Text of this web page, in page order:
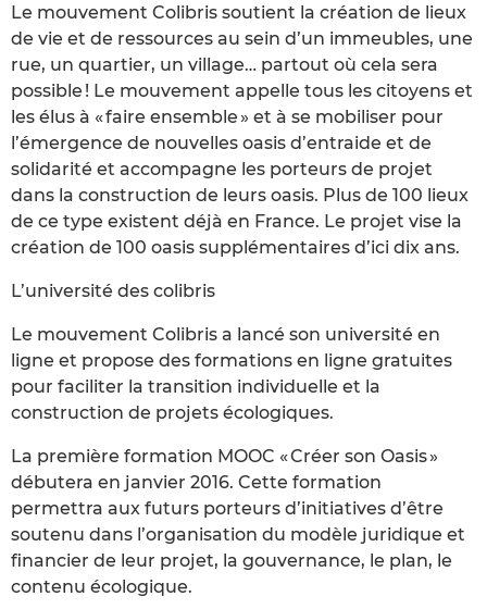
Le mouvement Colibris soutient la création de lieux
de vie et de ressources au sein d’un immeubles, une
rue, un quartier, un village… partout où cela sera
possible ! Le mouvement appelle tous les citoyens et
les élus à « faire ensemble » et à se mobiliser pour
l’émergence de nouvelles oasis d’entraide et de
solidarité et accompagne les porteurs de projet
dans la construction de leurs oasis. Plus de 100 lieux
de ce type existent déjà en France. Le projet vise la
création de 100 oasis supplémentaires d’ici dix ans.
L’université des colibris
Le mouvement Colibris a lancé son université en
ligne et propose des formations en ligne gratuites
pour faciliter la transition individuelle et la
construction de projets écologiques.
La première formation MOOC « Créer son Oasis »
débutera en janvier 2016. Cette formation
permettra aux futurs porteurs d’initiatives d’être
soutenu dans l’organisation du modèle juridique et
financier de leur projet, la gouvernance, le plan, le
contenu écologique.